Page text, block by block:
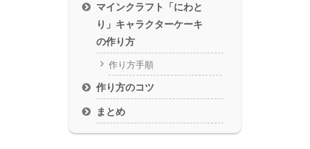
マインクラフト「にわと
り」キャラクターケーキ
の作り方
作り方手順
作り方のコツ
まとめ